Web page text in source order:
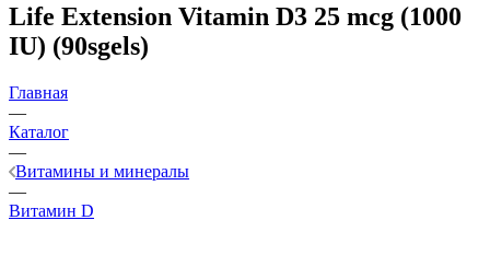
Life Extension Vitamin D3 25 mcg (1000
IU) (90sgels)
Главная
—
Каталог
—
Витамины и минералы
—
Витамин D